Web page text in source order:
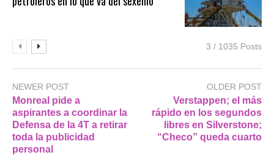
3 / 1035 Posts
NEWER POST
Monreal pide a
aspirantes a coordinar la
Defensa de la 4T a retirar
toda la publicidad
personal
OLDER POST
Verstappen; el más
rápido en los segundos
libres en Silverstone;
“Checo” queda cuarto